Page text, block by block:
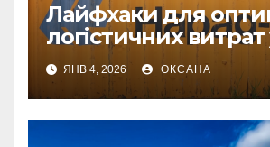
Лайфхаки для
логістичних витрат
році
ЯНВ 4, 2026 ОКСАНА